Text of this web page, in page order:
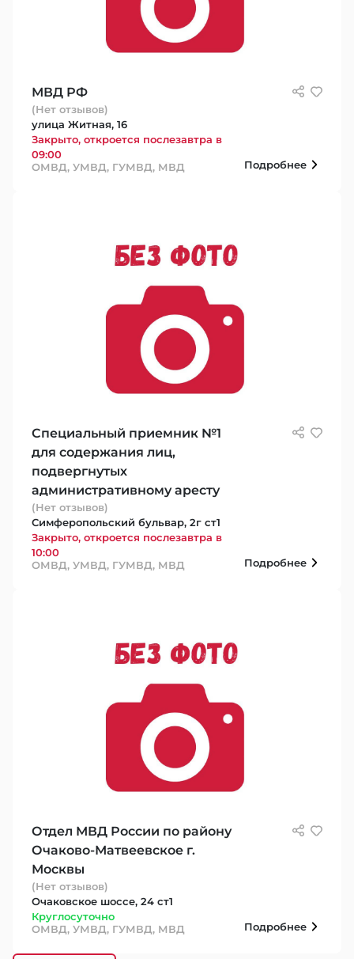
МВД РФ
(Нет отзывов)
улица Житная, 16
Закрыто, откроется послезавтра в
09:00
ОМВД, УМВД, ГУМВД, МВД
Подробнее
Специальный приемник №1
для содержания лиц,
подвергнутых
административному аресту
(Нет отзывов)
Симферопольский бульвар, 2г ст1
Закрыто, откроется послезавтра в
10:00
ОМВД, УМВД, ГУМВД, МВД
Подробнее
Отдел МВД России по району
Очаково-Матвеевское г.
Москвы
(Нет отзывов)
Очаковское шоссе, 24 ст1
Круглосуточно
ОМВД, УМВД, ГУМВД, МВД
Подробнее